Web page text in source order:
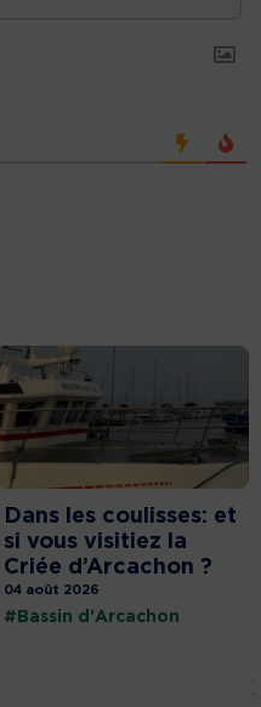
Dans les coulisses: et
si vous visitiez la
Criée d’Arcachon ?
04 août 2026
#Bassin d'Arcachon